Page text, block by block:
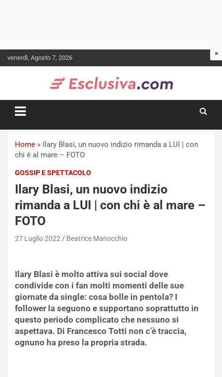
to
venerdì, Agosto 7, 2026
Home » Ilary Blasi, un nuovo indizio rimanda a LUI | con
chi è al mare – FOTO
GOSSIP E SPETTACOLO
Ilary Blasi, un nuovo indizio
rimanda a LUI | con chi è al mare –
FOTO
27 Luglio 2022 Beatrice Manocchio
Ilary Blasi è molto attiva sui social dove
condivide con i fan molti momenti delle sue
giornate da single: cosa bolle in pentola? I
follower la seguono e supportano soprattutto in
questo periodo complicato che nessuno si
aspettava. Di Francesco Totti non c’è traccia,
ognuno ha preso la propria strada.